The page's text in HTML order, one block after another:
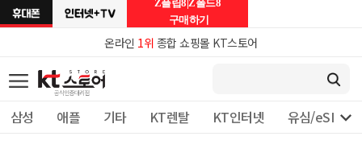
온라인 1위 종합 쇼핑몰 KT스토어
삼성 애플 기타 KT렌탈 KT인터넷 유심/eSIM 개

Z플립8|Z폴드8
구매하기